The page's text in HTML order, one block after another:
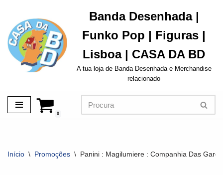
Avançar
para
o
conteúdo
Banda Desenhada |
Funko Pop | Figuras |
Lisboa | CASA DA BD
A tua loja de Banda Desenhada e Merchandise
relacionado
0
Início \ Promoções \ Panini : Magilumiere : Companhia Das